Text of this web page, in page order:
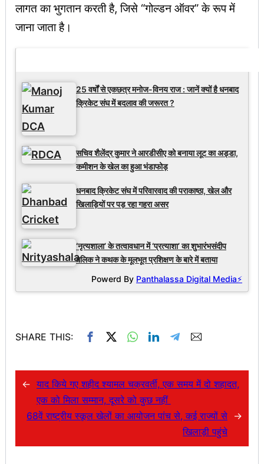
लागत का भुगतान करती है, जिसे “गोल्डन ऑवर” के रूप में
जाना जाता है।
25 वर्षों से एकछत्र मनोज-विनय राज : जानें क्यों है धनबाद
क्रिकेट संघ में बदलाव की जरूरत ?
सचिव शैलेंद्र कुमार ने आरडीसीए को बनाया लूट का अड्डा,
कमीशन के खेल का हुआ भंडाफोड़
धनबाद क्रिकेट संघ में परिवारवाद की पराकाष्ठा, खेल और
खिलाड़ियों पर पड़ रहा गहरा असर
‘नृत्यशाला’ के तत्वावधान में ‘प्रत्याशा’ का शुभारंभसंदीप
मलिक ने कथक के मूलभूत प्रशिक्षण के बारे में बताया
Powerd By Panthalassa Digital Media⚡
SHARE THIS:
← याद किये गए शहीद श्यामल चक्रवर्ती, एक समय में दो शहादत,
एक को मिला सम्मान, दूसरे को कुछ नहीं
68वें राष्ट्रीय स्कूल खेलों का आयोजन पांच से, कई राज्यों से
खिलाड़ी पहुंचे
→